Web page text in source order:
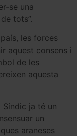
se una
tots”.
les forces
aquest consens i
de les
aquesta
ja té un
un
araneses